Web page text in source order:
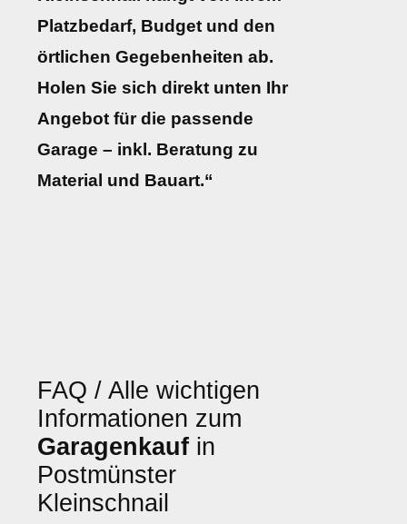
Platzbedarf, Budget und den
örtlichen Gegebenheiten ab.
Holen Sie sich direkt unten Ihr
Angebot für die passende
Garage – inkl. Beratung zu
Material und Bauart.“
FAQ / Alle wichtigen
Informationen zum
Garagenkauf in
Postmünster
Kleinschnail